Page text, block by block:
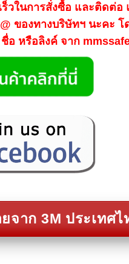
ร็วในการสั่งซื้อ และติดต่อ
ของทางบริษัทฯ นะคะ โ
อ หรือลิงค์ จาก
จาก 3M ประเทศไ